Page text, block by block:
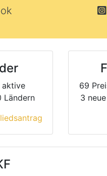
aktive
Ländern
69
3